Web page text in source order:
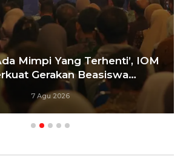
Mimpi Yang Terhenti’, IOM
Gerakan Beasiswa…
7 Agu 2026